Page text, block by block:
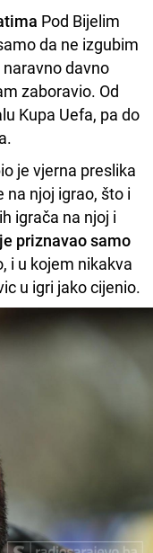
Pod Bijelim
da ne izgubim
davno
zaboravio. Od
Kupa Uefa, pa do
je vjerna preslika
njoj igrao, što i
igrača na njoj i
priznavao samo
i u kojem nikakva
u igri jako cijenio.